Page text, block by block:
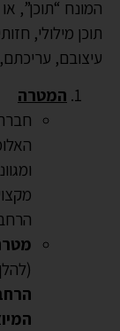
המונח “תוכן”,
תוכן מילולי,
עיצובם,
המטרה